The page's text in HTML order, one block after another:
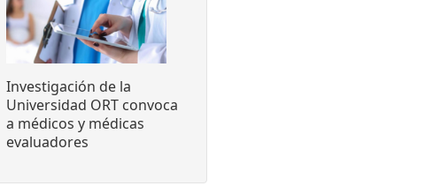
Investigación de la
Universidad ORT convoca
a médicos y médicas
evaluadores